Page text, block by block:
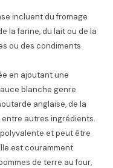
incluent du fromage
la farine, du lait ou de la
ou des condiments
en ajoutant une
blanche genre
anglaise, de la
autres ingrédients.
et peut être
est couramment
de terre au four,